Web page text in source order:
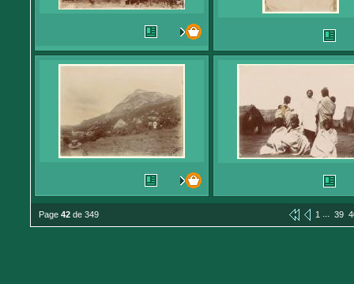
Page 42 de 349 1 ... 39